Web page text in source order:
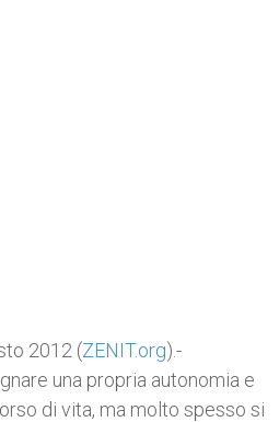
2012 (ZENIT.org).-
una propria autonomia e
di vita, ma molto spesso si